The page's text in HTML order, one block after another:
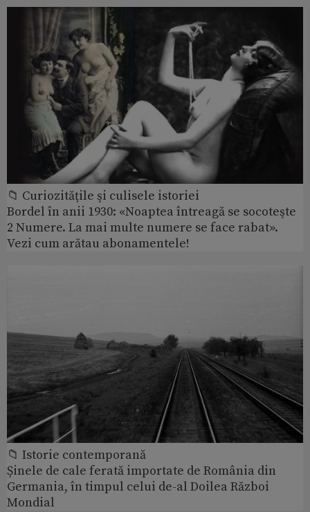
📁 Curiozităţile şi culisele istoriei
Bordel în anii 1930: «Noaptea întreagă se socoteşte
2 Numere. La mai multe numere se face rabat».
Vezi cum arătau abonamentele!
📁 Istorie contemporană
Șinele de cale ferată importate de România din
Germania, în timpul celui de-al Doilea Război
Mondial